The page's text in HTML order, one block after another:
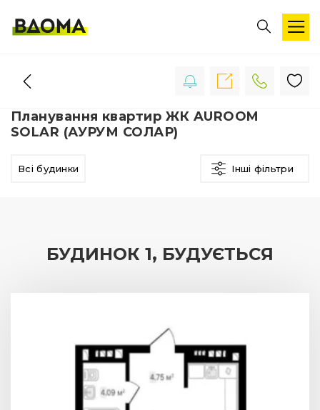
Планування квартир ЖК AUROOM
SOLAR (АУРУМ СОЛАР)
Всі будинки Інші фільтри
БУДИНОК 1, БУДУЄТЬСЯ